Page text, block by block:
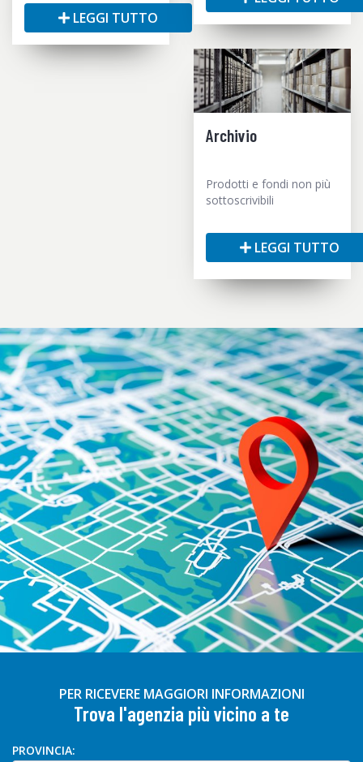
LEGGI TUTTO
Archivio
Prodotti e fondi non più
sottoscrivibili
LEGGI TUTTO
PER RICEVERE MAGGIORI INFORMAZIONI
Trova l'agenzia più vicino a te
PROVINCIA: